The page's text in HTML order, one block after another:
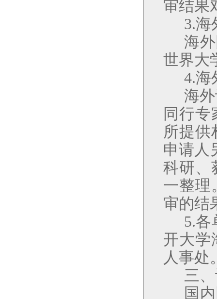
审结果
3.海
海
世界大
4.海
海
同行
所提供
申请人
科研、
一整理
审的结
5.各
开大学
人事处
三
国